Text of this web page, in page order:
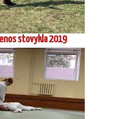
stovykla 2019